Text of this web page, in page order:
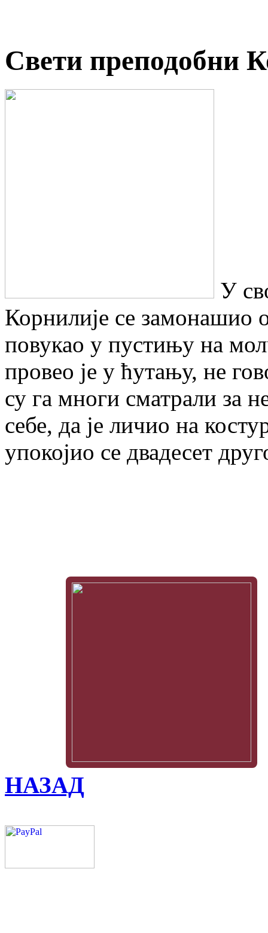
Свети преподобни
У
Корнилије се замонашио
повукао у пустињу на
провео је у ћутању, не
су га многи сматрали за
себе, да је личио на
упокојио се двадесет
НАЗАД